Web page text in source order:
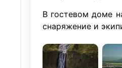
В гостевом доме
снаряжение и